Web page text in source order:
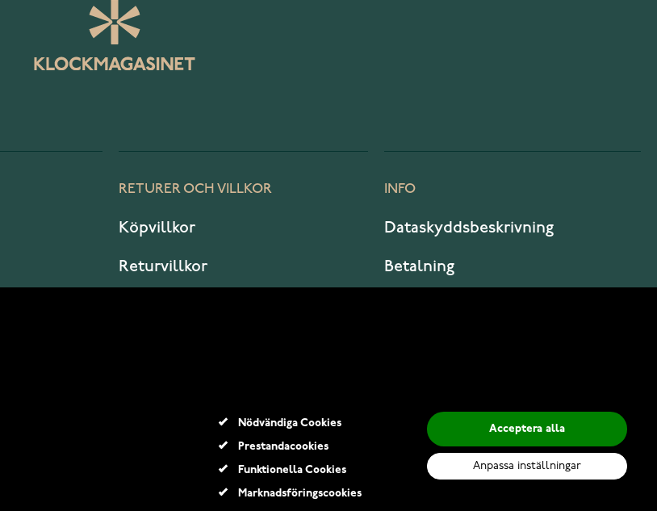
RETURER OCH VILLKOR
Köpvillkor
Returvillkor
INFO
Dataskyddsbeskrivning
Betalning
Nödvändiga Cookies
Prestandacookies
Funktionella Cookies
Marknadsföringscookies
Acceptera alla
Anpassa inställningar